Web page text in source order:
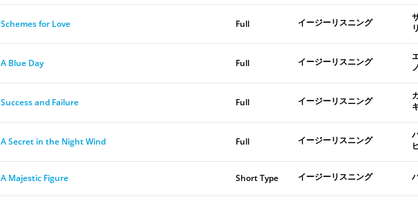
Schemes for Love Full イージーリスニング
A Blue Day Full イージーリスニング
Success and Failure Full イージーリスニング
A Secret in the Night Wind Full イージーリスニング
A Majestic Figure Short Type イージーリスニング